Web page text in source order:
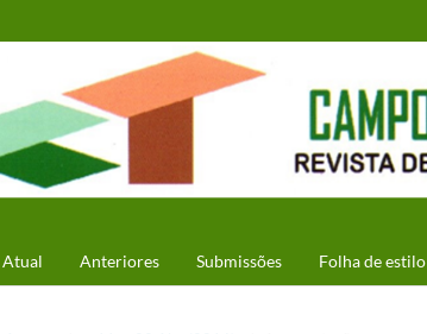
Atual Anteriores Submissões Folha de estilo